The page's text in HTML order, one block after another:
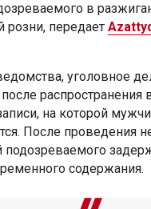
в
розни, передает
уголовное
распространения
на которой
После проведения
подозреваемого
содержания.